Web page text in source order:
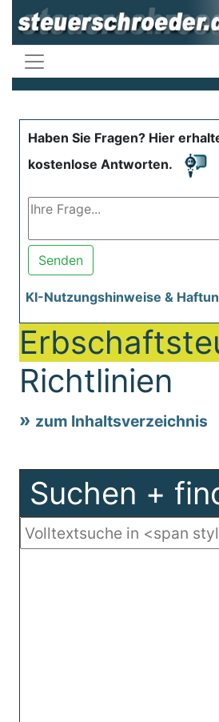
Haben Sie Fragen? Hier
kostenlose Antworten.
Senden
KI-Nutzungshinweise &
Richtlinien
zum Inhaltsverzeichnis
Suchen +